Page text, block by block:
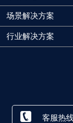
场景解决方案
行业解决方案
客服热